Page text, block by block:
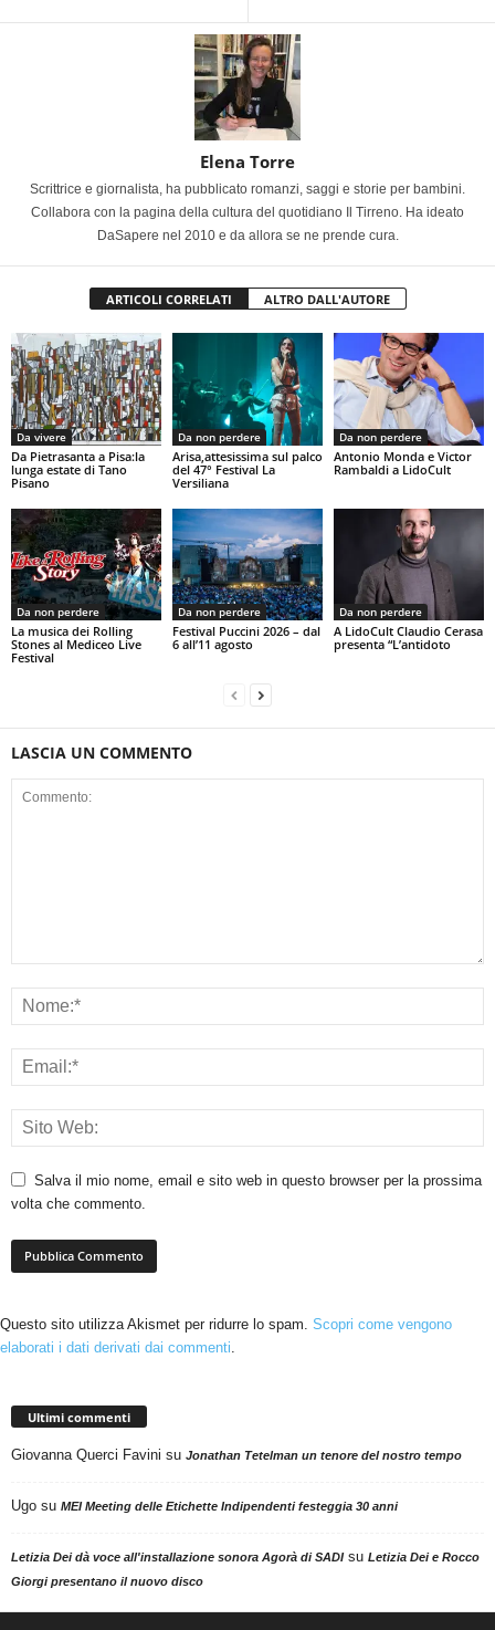
Elena Torre
Scrittrice e giornalista, ha pubblicato romanzi, saggi e storie per bambini.
Collabora con la pagina della cultura del quotidiano Il Tirreno. Ha ideato
DaSapere nel 2010 e da allora se ne prende cura.
ARTICOLI CORRELATI ALTRO DALL'AUTORE
Da vivere
Da Pietrasanta a Pisa:la
lunga estate di Tano
Pisano
Da non perdere
Arisa,attesissima sul palco
del 47° Festival La
Versiliana
Da non perdere
Antonio Monda e Victor
Rambaldi a LidoCult
Da non perdere
La musica dei Rolling
Stones al Mediceo Live
Festival
Da non perdere
Festival Puccini 2026 – dal
6 all’11 agosto
Da non perdere
A LidoCult Claudio Cerasa
presenta “L’antidoto
LASCIA UN COMMENTO
Salva il mio nome, email e sito web in questo browser per la prossima
volta che commento.
Questo sito utilizza Akismet per ridurre lo spam. Scopri come vengono
elaborati i dati derivati dai commenti.
Ultimi commenti
Giovanna Querci Favini su Jonathan Tetelman un tenore del nostro tempo
Ugo su MEI Meeting delle Etichette Indipendenti festeggia 30 anni
Letizia Dei dà voce all'installazione sonora Agorà di SADIsu Letizia Dei e Rocco
Giorgi presentano il nuovo disco